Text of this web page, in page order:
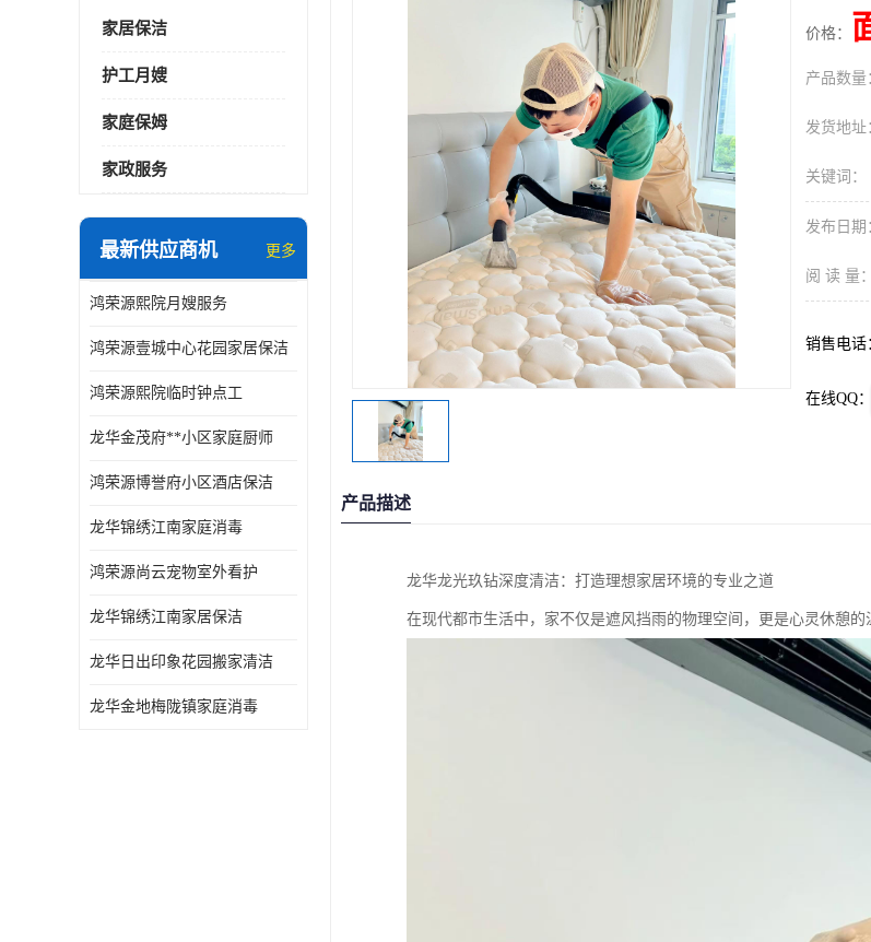
家居保洁
护工月嫂
家庭保姆
家政服务
最新供应商机 更多
鸿荣源熙院月嫂服务
鸿荣源壹城中心花园家居保洁
鸿荣源熙院临时钟点工
龙华金茂府**小区家庭厨师
鸿荣源博誉府小区酒店保洁
龙华锦绣江南家庭消毒
鸿荣源尚云宠物室外看护
龙华锦绣江南家居保洁
龙华日出印象花园搬家清洁
龙华金地梅陇镇家庭消毒
价格：
产品数量
发货地址
关键词：
发布日期
阅 读 量：
销售电话
在线QQ：
产品描述
龙华龙光玖钻深度清洁：打造理想家居环境的专业之道
在现代都市生活中，家不仅是遮风挡雨的物理空间，更是心灵休憩的